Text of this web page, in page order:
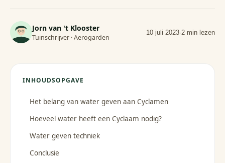
Jorn van 't Klooster
Tuinschrijver · Aerogarden
10 juli 2023·2 min lezen
INHOUDSOPGAVE
Het belang van water geven aan Cyclamen
Hoeveel water heeft een Cyclaam nodig?
Water geven techniek
Conclusie